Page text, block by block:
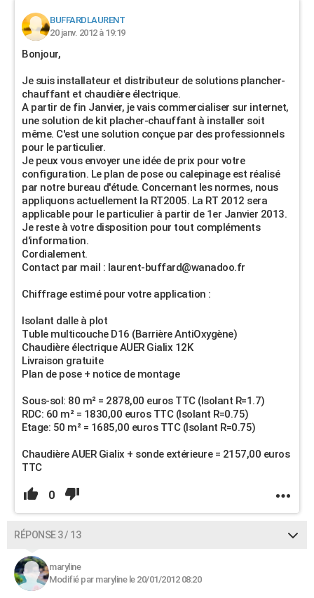
BUFFARDLAURENT
20 janv. 2012 à 19:19
Bonjour,
Je suis installateur et distributeur de solutions plancher-
chauffant et chaudière électrique.
A partir de fin Janvier, je vais commercialiser sur internet,
une solution de kit placher-chauffant à installer soit
même. C'est une solution conçue par des professionnels
pour le particulier.
Je peux vous envoyer une idée de prix pour votre
configuration. Le plan de pose ou calepinage est réalisé
par notre bureau d'étude. Concernant les normes, nous
appliquons actuellement la RT2005. La RT 2012 sera
applicable pour le particulier à partir de 1er Janvier 2013.
Je reste à votre disposition pour tout compléments
d'information.
Cordialement.
Contact par mail : laurent-buffard@wanadoo.fr
Chiffrage estimé pour votre application :
Isolant dalle à plot
Tuble multicouche D16 (Barrière AntiOxygène)
Chaudière électrique AUER Gialix 12K
Livraison gratuite
Plan de pose + notice de montage
Sous-sol: 80 m² = 2878,00 euros TTC (Isolant R=1.7)
RDC: 60 m² = 1830,00 euros TTC (Isolant R=0.75)
Etage: 50 m² = 1685,00 euros TTC (Isolant R=0.75)
Chaudière AUER Gialix + sonde extérieure = 2157,00 euros
TTC
0
RÉPONSE 3 / 13
maryline
Modifié par maryline le 20/01/2012 08:20